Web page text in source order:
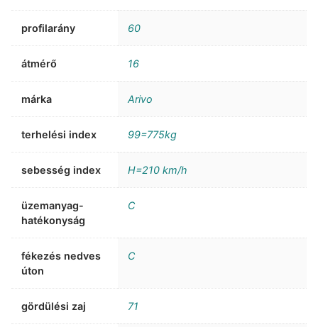
profilarány 60
átmérő 16
márka Arivo
terhelési index 99=775kg
sebesség index H=210 km/h
üzemanyag-
hatékonyság
C
fékezés nedves
úton
C
gördülési zaj 71